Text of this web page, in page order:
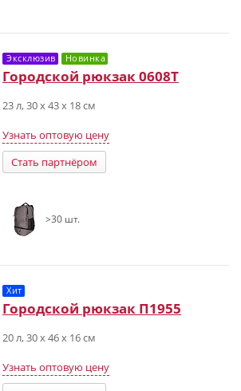
Эксклюзив Новинка
Городской рюкзак 0608T
23 л, 30 х 43 х 18 см
Узнать оптовую цену
Стать партнёром
>30 шт.
Хит
Городской рюкзак П1955
20 л, 30 х 46 х 16 см
Узнать оптовую цену